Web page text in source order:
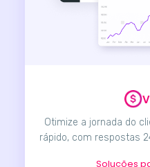
Otimize a jornada do
rápido, com respostas
Soluções